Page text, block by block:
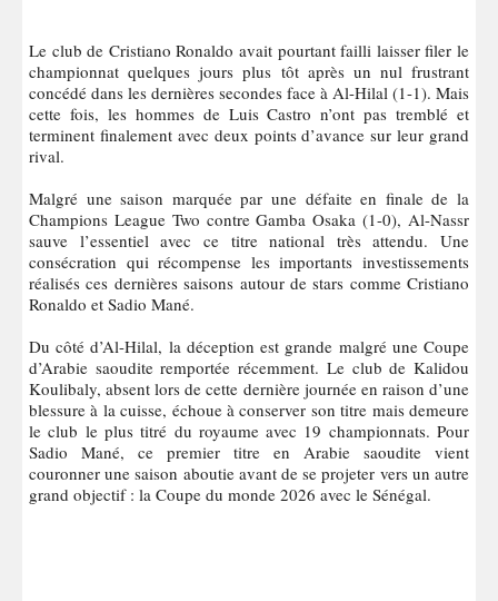
Le club de Cristiano Ronaldo avait pourtant failli laisser filer le
championnat quelques jours plus tôt après un nul frustrant
concédé dans les dernières secondes face à Al-Hilal (1-1). Mais
cette fois, les hommes de Luis Castro n’ont pas tremblé et
terminent finalement avec deux points d’avance sur leur grand
rival.
Malgré une saison marquée par une défaite en finale de la
Champions League Two contre Gamba Osaka (1-0), Al-Nassr
sauve l’essentiel avec ce titre national très attendu. Une
consécration qui récompense les importants investissements
réalisés ces dernières saisons autour de stars comme Cristiano
Ronaldo et Sadio Mané.
Du côté d’Al-Hilal, la déception est grande malgré une Coupe
d’Arabie saoudite remportée récemment. Le club de Kalidou
Koulibaly, absent lors de cette dernière journée en raison d’une
blessure à la cuisse, échoue à conserver son titre mais demeure
le club le plus titré du royaume avec 19 championnats. Pour
Sadio Mané, ce premier titre en Arabie saoudite vient
couronner une saison aboutie avant de se projeter vers un autre
grand objectif : la Coupe du monde 2026 avec le Sénégal.